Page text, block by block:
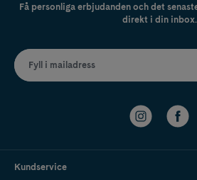
Få personliga erbjudanden och det
direkt i din inbox.
Fyll i mailadress
Kundservice